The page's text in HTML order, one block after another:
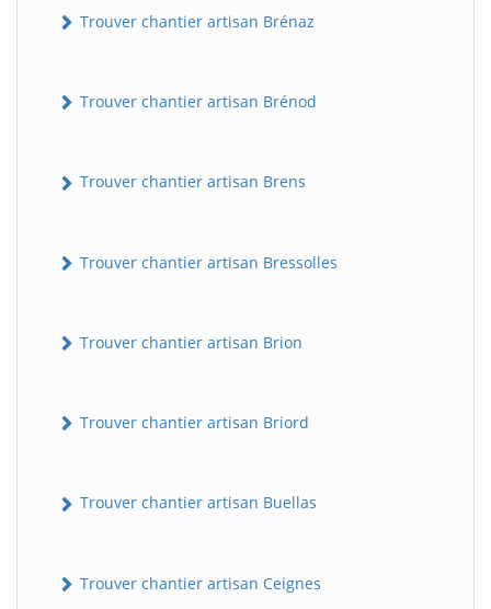
Trouver chantier artisan Brénaz
Trouver chantier artisan Brénod
Trouver chantier artisan Brens
Trouver chantier artisan Bressolles
Trouver chantier artisan Brion
Trouver chantier artisan Briord
Trouver chantier artisan Buellas
Trouver chantier artisan Ceignes